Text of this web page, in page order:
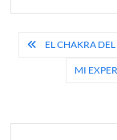
EL CHAKRA
MI